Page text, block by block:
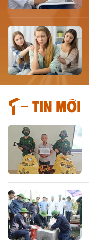
Tin mới